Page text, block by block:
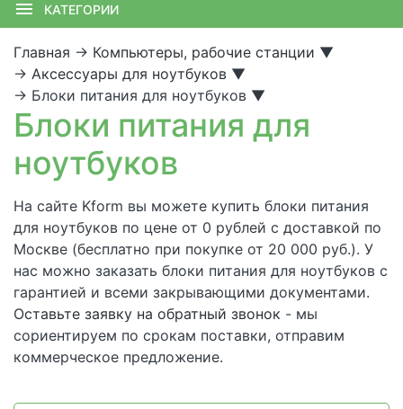
КАТЕГОРИИ
Главная → Компьютеры, рабочие станции ▼
→ Аксессуары для ноутбуков ▼
→ Блоки питания для ноутбуков ▼
Блоки питания для
ноутбуков
На сайте Kform вы можете купить блоки питания
для ноутбуков по цене от 0 рублей с доставкой по
Москве (бесплатно при покупке от 20 000 руб.). У
нас можно заказать блоки питания для ноутбуков с
гарантией и всеми закрывающими документами.
Оставьте заявку на обратный звонок - мы
сориентируем по срокам поставки, отправим
коммерческое предложение.